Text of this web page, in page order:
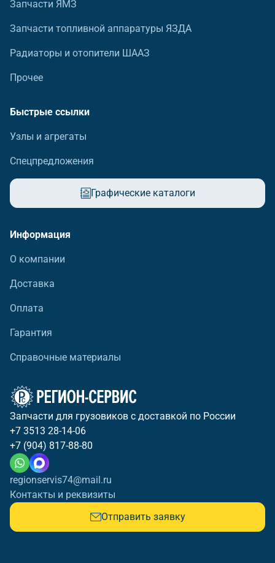
Запчасти ЯМЗ
Запчасти топливной аппаратуры ЯЗДА
Радиаторы и отопители ШААЗ
Прочее
Быстрые ссылки
Узлы и агрегаты
Спецпредложения
Графические каталоги
Информация
О компании
Доставка
Оплата
Гарантия
Справочные материалы
Запчасти для грузовиков с доставкой по России
+7 3513 28-14-06
+7 (904) 817-88-80
regionservis74@mail.ru
Контакты и реквизиты
Отправить заявку